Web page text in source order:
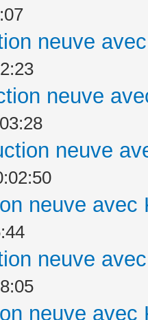
neuve
neuve
neuve
neuve avec
neuve
neuve avec